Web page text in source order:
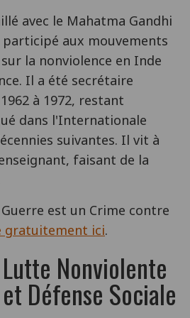
avec le Mahatma Gandhi
participé aux mouvements
la nonviolence en Inde
Il a été secrétaire
à 1972, restant
dans l'Internationale
suivantes. Il vit à
faisant de la
est un Crime contre
gratuitement ici.
Lutte Nonviolente
et Défense Sociale